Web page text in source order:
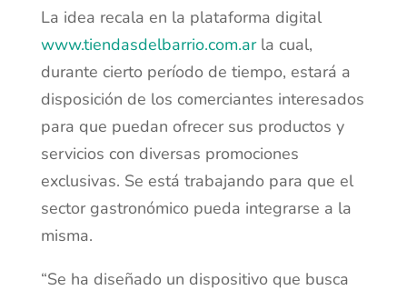
La idea recala en la plataforma digital
www.tiendasdelbarrio.com.arla cual,
durante cierto período de tiempo, estará a
disposición de los comerciantes interesados
para que puedan ofrecer sus productos y
servicios con diversas promociones
exclusivas. Se está trabajando para que el
sector gastronómico pueda integrarse a la
misma.
“Se ha diseñado un dispositivo que busca